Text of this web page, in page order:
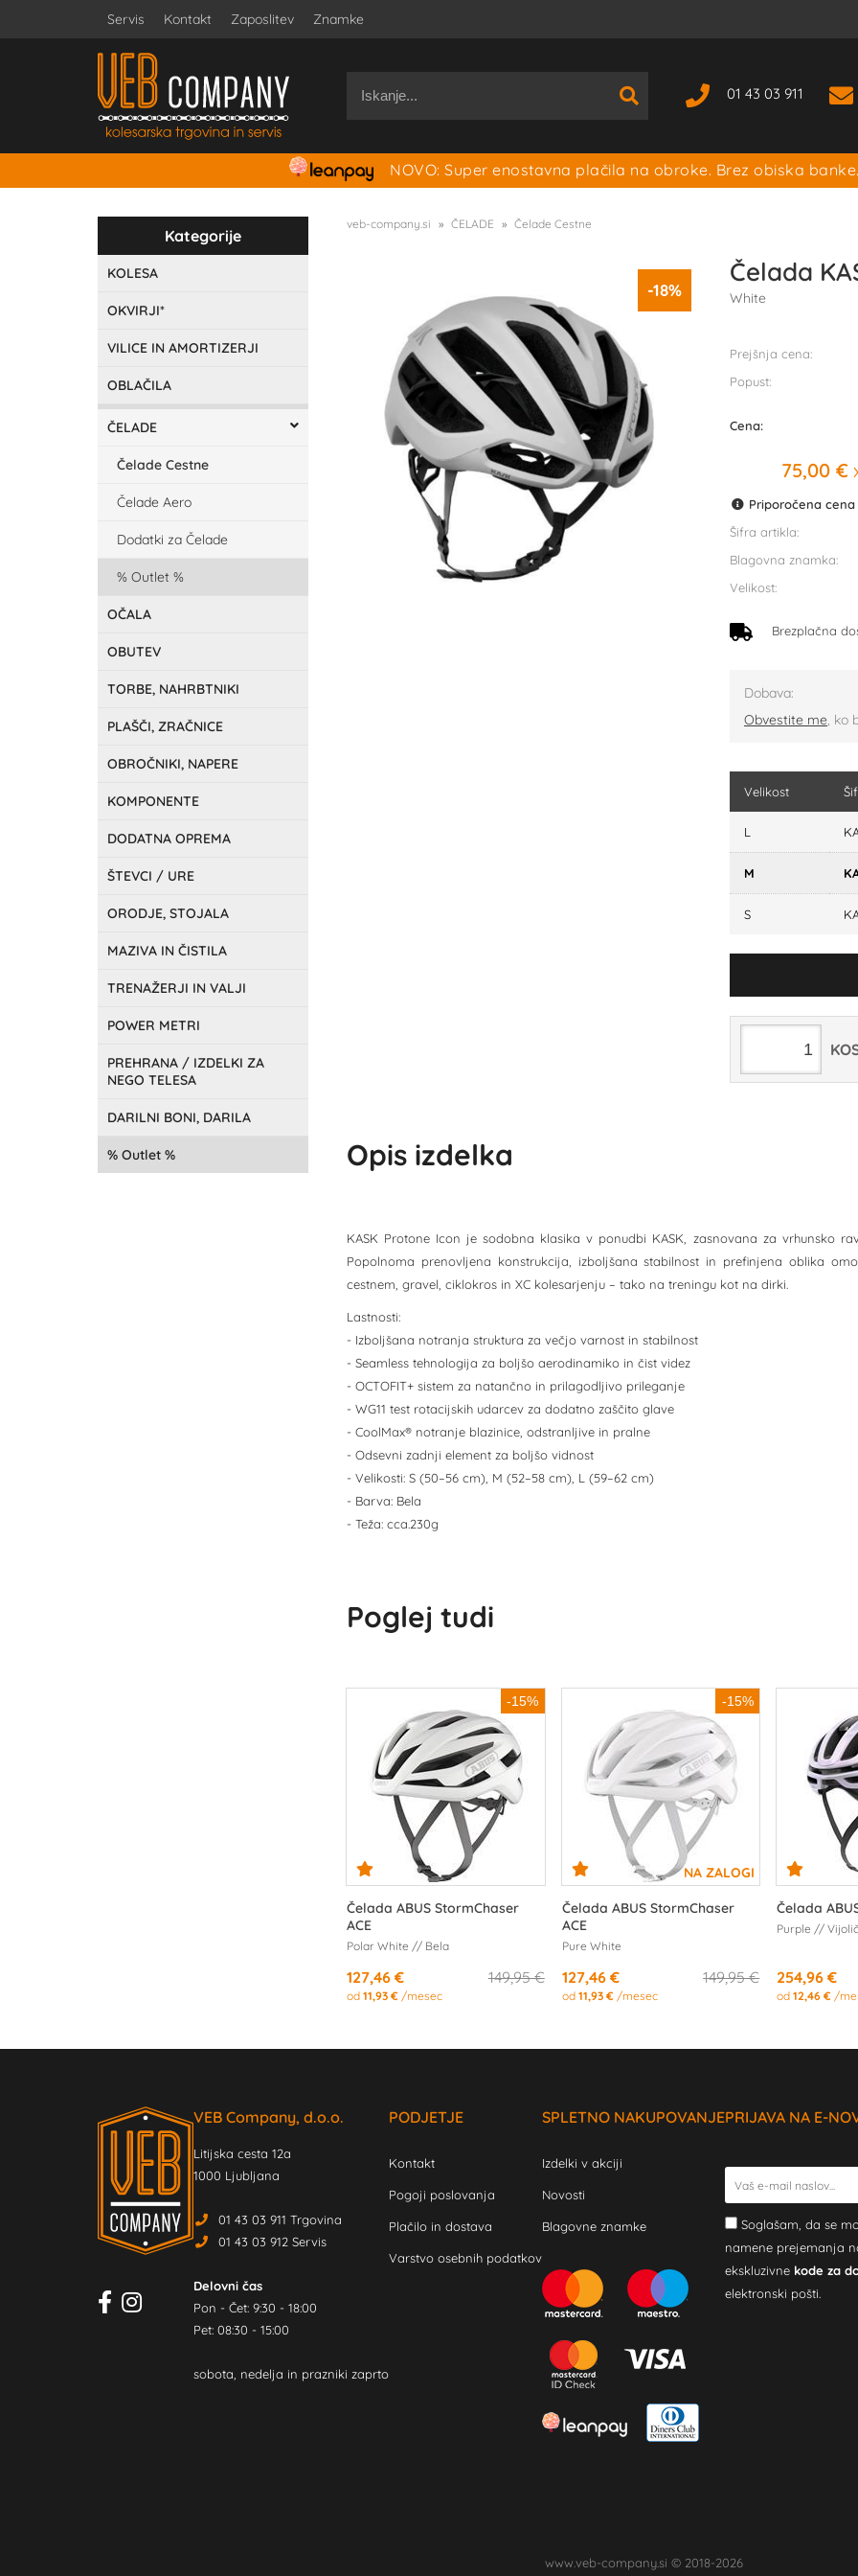
Servis Kontakt Zaposlitev Znamke
01 43 03 911
NOVO: Super enostavna plačila na obroke. Brez obiska banke.
Kategorije
KOLESA
OKVIRJI*
VILICE IN AMORTIZERJI
OBLAČILA
ČELADE
Čelade Cestne
Čelade Aero
Dodatki za Čelade
Outlet
OČALA
OBUTEV
TORBE, NAHRBTNIKI
PLAŠČI, ZRAČNICE
OBROČNIKI, NAPERE
KOMPONENTE
DODATNA OPREMA
ŠTEVCI / URE
ORODJE, STOJALA
MAZIVA IN ČISTILA
TRENAŽERJI IN VALJI
POWER METRI
PREHRANA / IZDELKI ZA
NEGO TELESA
DARILNI BONI, DARILA
Outlet
veb-company.si ČELADE Čelade Cestne
Čelada
White
-18%
Prejšnja cena:
Popust:
Cena:
75,00 €
Priporočena
Šifra artikla:
Blagovna znamka:
Velikost:
Brezplačna
Dobava:
Obvestite me, ko
Velikost
L
M
S
Opis izdelka
KASK Protone Icon je sodobna klasika v ponudbi KASK, zasnovana za vrhunsko
Popolnoma prenovljena konstrukcija, izboljšana stabilnost in prefinjena oblika
cestnem, gravel, ciklokros in XC kolesarjenju – tako na treningu kot na dirki.
Lastnosti:
- Izboljšana notranja struktura za večjo varnost in stabilnost
- Seamless tehnologija za boljšo aerodinamiko in čist videz
- OCTOFIT+ sistem za natančno in prilagodljivo prileganje
- WG11 test rotacijskih udarcev za dodatno zaščito glave
- CoolMax® notranje blazinice, odstranljive in pralne
- Odsevni zadnji element za boljšo vidnost
- Velikosti: S (50–56 cm), M (52–58 cm), L (59–62 cm)
- Barva: Bela
- Teža: cca.230g
Poglej tudi
-15%
Čelada ABUS StormChaser
ACE
Polar White // Bela
149,95 €
127,46 €
od11,93 € /mesec
-15%
Čelada ABUS StormChaser
ACE
Pure White
149,95 €
127,46 €
od 11,93 € /mesec
Čelada
Purple //
254,96 €
od12,46 € /
VEB Company, d.o.o.
Litijska cesta 12a
1000 Ljubljana
01 43 03 911 Trgovina
01 43 03 912 Servis
Delovni čas
Pon - Čet: 9:30 - 18:00
Pet: 08:30 - 15:00
sobota, nedelja in prazniki zaprto
PODJETJE
Kontakt
Pogoji poslovanja
Plačilo in dostava
Varstvo osebnih podatkov
SPLETNO NAKUPOVANJE
Izdelki v akciji
Novosti
Blagovne znamke
PRIJAVA NA E-
Soglašam, da se
namene prejemanja
ekskluzivne kode za
elektronski pošti.
www.veb-company.si © 2018-2026